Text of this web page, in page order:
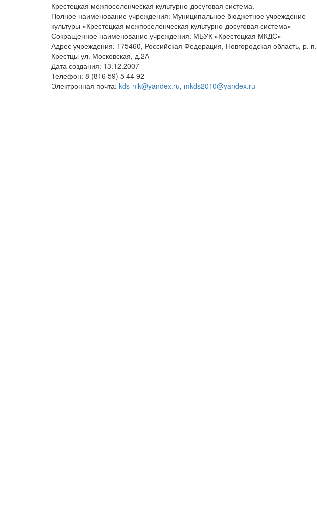
Крестецкая межпоселенческая культурно-досуговая система.
Полное наименование учреждения: Муниципальное бюджетное учреждение
культуры «Крестецкая межпоселенческая культурно-досуговая система»
Сокращенное наименование учреждения: МБУК «Крестецкая МКДС»
Адрес учреждения: 175460, Российская Федерация, Новгородская область, р. п.
Крестцы ул. Московская, д.2А
Дата создания: 13.12.2007
Телефон: 8 (816 59) 5 44 92
Электронная почта: kds-nik@yandex.ru, mkds2010@yandex.ru